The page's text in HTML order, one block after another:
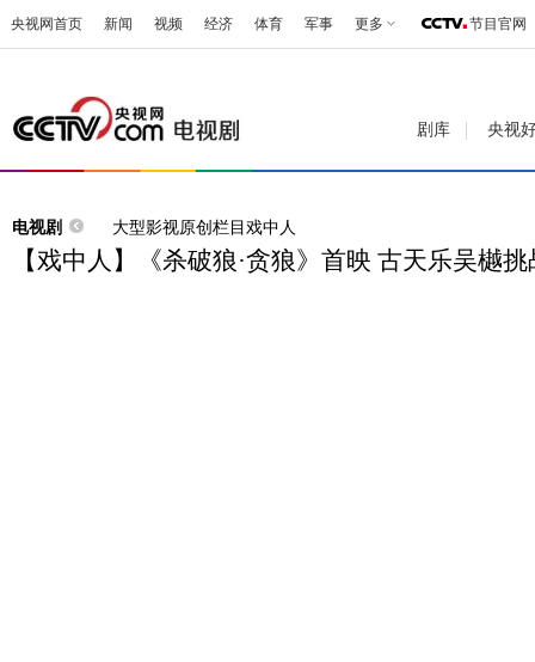
央视网首页 新闻 视频 经济 体育 军事 更多 节目官网
剧库 央视
电视剧 大型影视原创栏目戏中人
【戏中人】《杀破狼·贪狼》首映 古天乐吴樾